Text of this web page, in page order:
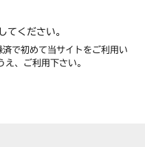
してください。
で初めて当サイトをご利用い
え、ご利用下さい。